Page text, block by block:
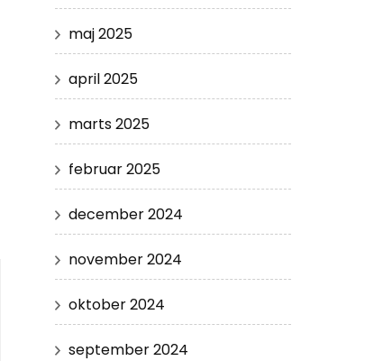
maj 2025
april 2025
marts 2025
februar 2025
december 2024
november 2024
oktober 2024
september 2024